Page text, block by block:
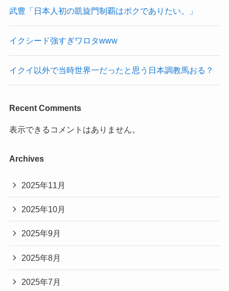
武豊「日本人初の凱旋門制覇はボクでありたい。」
イクシード強すぎワロタwww
イクイ以外で当時世界一だったと思う日本調教馬おる？
Recent Comments
表示できるコメントはありません。
Archives
2025年11月
2025年10月
2025年9月
2025年8月
2025年7月